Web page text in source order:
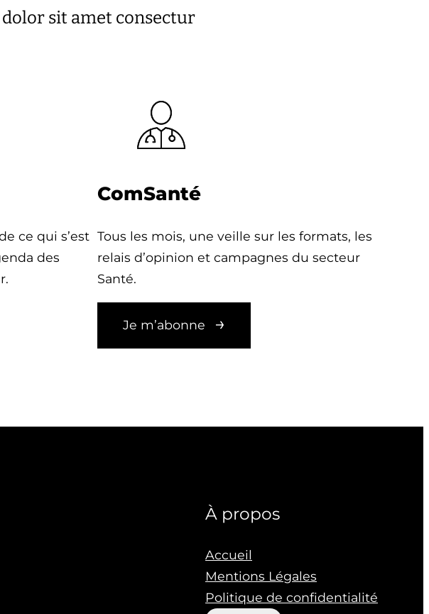
sit amet consectur
ce qui s’est
des
ComSanté
Tous les mois, une veille sur les formats, les
relais d’opinion et campagnes du secteur
Santé.
Je m’abonne
À propos
Accueil
Mentions Légales
Politique de confidentialité